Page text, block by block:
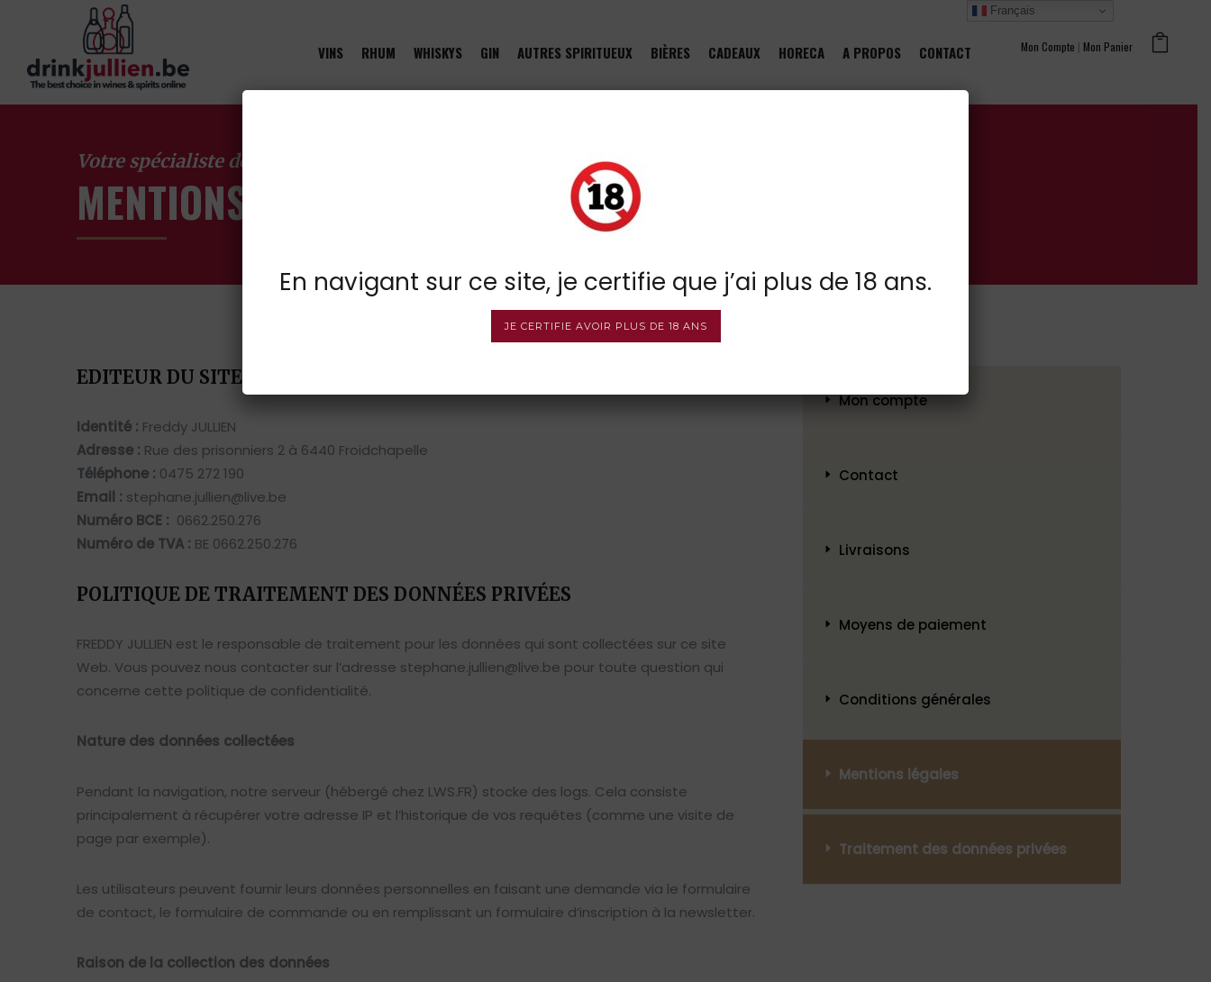
Mon Compte | Mon Panier
VINS RHUM WHISKYS GIN AUTRES SPIRITUEUX BIÈRES CADEAUX HORECA A PROPOS CONTACT
Votre spécialiste des vins à Froidchapelle
MENTIONS LÉGALES
EDITEUR DU SITE
Identité : Freddy JULLIEN
Adresse : Rue des prisonniers 2 à 6440 Froidchapelle
Téléphone : 0475 272 190
Email : stephane.jullien@live.be
Numéro BCE : 0662.250.276
Numéro de TVA : BE 0662.250.276
POLITIQUE DE TRAITEMENT DES DONNÉES PRIVÉES
FREDDY JULLIEN est le responsable de traitement pour les données qui sont collectées sur ce site
Web. Vous pouvez nous contacter sur l’adresse stephane.jullien@live.be pour toute question qui
concerne cette politique de confidentialité.
Nature des données collectées
Pendant la navigation, notre serveur (hébergé chez LWS.FR) stocke des logs. Cela consiste
principalement à récupérer votre adresse IP et l’historique de vos requêtes (comme une visite de
page par exemple).
Les utilisateurs peuvent fournir leurs données personnelles en faisant une demande via le formulaire
de contact, le formulaire de commande ou en remplissant un formulaire d’inscription à la newsletter.
Raison de la collection des données
Mon compte
Contact
Livraisons
Moyens de paiement
Conditions générales
Mentions légales
Traitement des données privées
Français
En navigant sur ce site, je certifie que j’ai plus de 18 ans.
JE CERTIFIE AVOIR PLUS DE 18 ANS